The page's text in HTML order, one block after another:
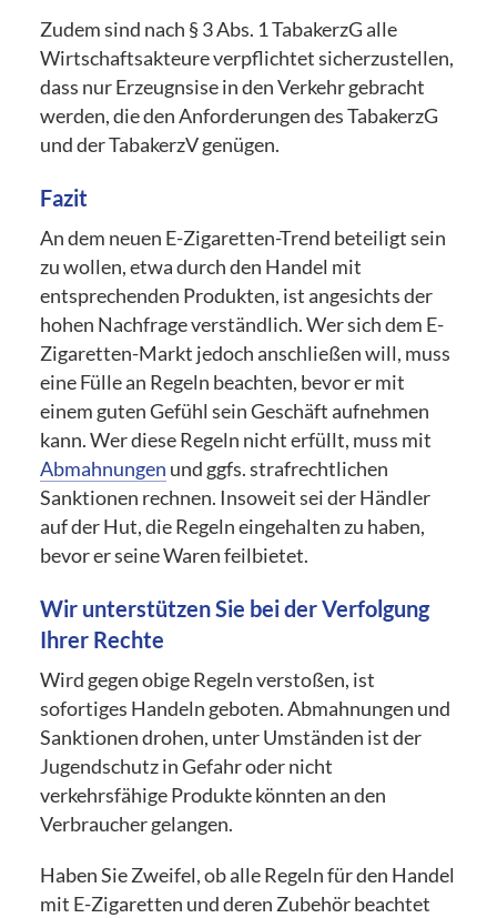
Zudem sind nach § 3 Abs. 1 TabakerzG alle
Wirtschaftsakteure verpflichtet sicherzustellen,
dass nur Erzeugnsise in den Verkehr gebracht
werden, die den Anforderungen des TabakerzG
und der TabakerzV genügen.
Fazit
An dem neuen E-Zigaretten-Trend beteiligt sein
zu wollen, etwa durch den Handel mit
entsprechenden Produkten, ist angesichts der
hohen Nachfrage verständlich. Wer sich dem E-
Zigaretten-Markt jedoch anschließen will, muss
eine Fülle an Regeln beachten, bevor er mit
einem guten Gefühl sein Geschäft aufnehmen
kann. Wer diese Regeln nicht erfüllt, muss mit
Abmahnungen und ggfs. strafrechtlichen
Sanktionen rechnen. Insoweit sei der Händler
auf der Hut, die Regeln eingehalten zu haben,
bevor er seine Waren feilbietet.
Wir unterstützen Sie bei der Verfolgung
Ihrer Rechte
Wird gegen obige Regeln verstoßen, ist
sofortiges Handeln geboten. Abmahnungen und
Sanktionen drohen, unter Umständen ist der
Jugendschutz in Gefahr oder nicht
verkehrsfähige Produkte könnten an den
Verbraucher gelangen.
Haben Sie Zweifel, ob alle Regeln für den Handel
mit E-Zigaretten und deren Zubehör beachtet